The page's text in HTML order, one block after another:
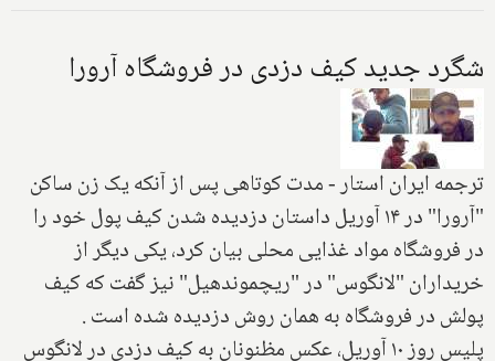
شگرد جدید کیف دزدی در فروشگاه آرورا
ترجمه ایران استار - مدت کوتاهی پس از آنکه یک زن ساکن
"آرورا" در ۱۴ آوریل داستان دزدیده شدن کیف پول خود را
در فروشگاه مواد غذایی محلی بیان کرد،‌ یکی دیگر از
خریداران "لانگوس" در "ریچموندهیل" نیز گفت که کیف
پولش در فروشگاه به همان روش دزدیده شده است .
پلیس روز ۱۰ آوریل، عکس مظنونان به کیف دزدی در لانگوس